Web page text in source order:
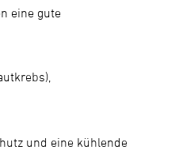
eine gute
und eine kühlende